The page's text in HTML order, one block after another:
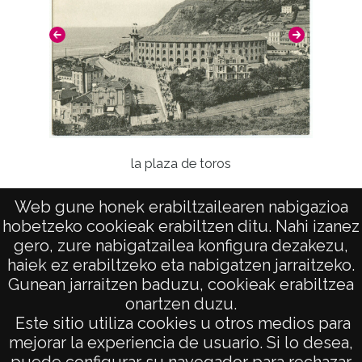
Web gune honek erabiltzailearen nabigazioa
hobetzeko cookieak erabiltzen ditu. Nahi izanez
gero, zure nabigatzailea konfigura dezakezu,
haiek ez erabiltzeko eta nabigatzen jarraitzeko.
Gunean jarraitzen baduzu, cookieak erabiltzea
onartzen duzu.
Este sitio utiliza cookies u otros medios para
mejorar la experiencia de usuario. Si lo desea,
la plaza de toros
AVISO LEGAL
POLÍTICA DE PRIVACIDAD